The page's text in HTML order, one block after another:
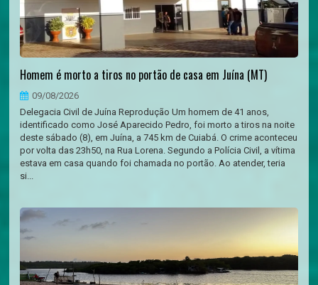
Homem é morto a tiros no portão de casa em Juína (MT)
09/08/2026
Delegacia Civil de Juína Reprodução Um homem de 41 anos,
identificado como José Aparecido Pedro, foi morto a tiros na noite
deste sábado (8), em Juína, a 745 km de Cuiabá. O crime aconteceu
por volta das 23h50, na Rua Lorena. Segundo a Polícia Civil, a vítima
estava em casa quando foi chamada no portão. Ao atender, teria
si...